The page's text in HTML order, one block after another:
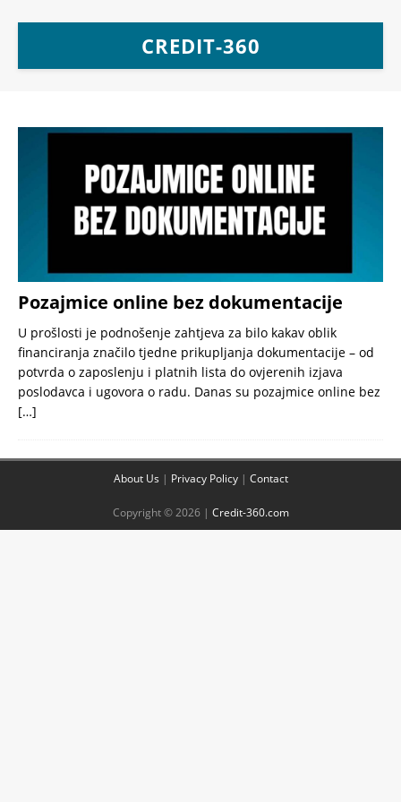
CREDIT-360
Pozajmice online bez dokumentacije
U prošlosti je podnošenje zahtjeva za bilo kakav oblik
financiranja značilo tjedne prikupljanja dokumentacije – od
potvrda o zaposlenju i platnih lista do ovjerenih izjava
poslodavca i ugovora o radu. Danas su pozajmice online bez
[…]
About Us | Privacy Policy| Contact
Copyright © 2026 | Credit-360.com